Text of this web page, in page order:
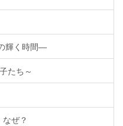
輝く時間―
たち～
ぜ？